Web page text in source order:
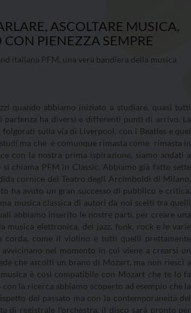
ASCOLTARE MUSICA,
CON PIENEZZA SEMPRE
italiana PFM, una vera bandiera della musica
quando abbiamo iniziato a studiare, quasi tutti
partenza ha diversi e differenti punti di arrivo. La
sulla via di Liverpool, con i Beatles e quel
ma che è comunque rimasta come rimasta in
con la nostra prima ispirazione, siamo andati a
chiama PFM in Classic. Abbiamo già fatto sette
cornice del Teatro degli Arcimboldi di Milano,
ha avuto un gran successo di pubblico e critica.
musica classica di autori da noi scelti tra quelli
abbiamo inserito le nostre parti, per creare una
musica elettronica, del jazz, funk, rock e le varie
corda, come il violino e tutti quelli prettamente
nel momento in cui viene a crearsi un
che ascolti un brano di Mozart, ma non riesci a
è così compatibile con Mozart che te lo fa
la ricerca abbiamo scoperto ad esempio che la
del passato ma con la contemporaneità del
di registrale l’orchestra, il disco sarà pronto per